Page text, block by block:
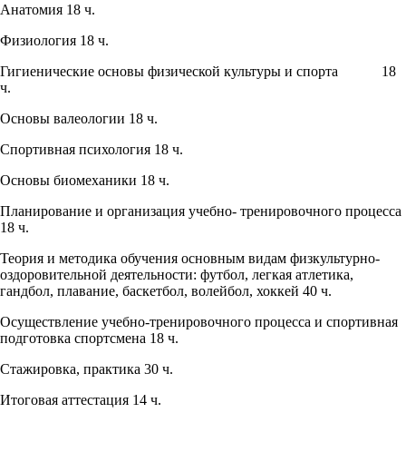
Анатомия 18 ч.
Физиология 18 ч.
Гигиенические основы физической культуры и спорта 18
ч.
Основы валеологии 18 ч.
Спортивная психология 18 ч.
Основы биомеханики 18 ч.
Планирование и организация учебно- тренировочного процесса
18 ч.
Теория и методика обучения основным видам физкультурно-
оздоровительной деятельности: футбол, легкая атлетика,
гандбол, плавание, баскетбол, волейбол, хоккей 40 ч.
Осуществление учебно-тренировочного процесса и спортивная
подготовка спортсмена 18 ч.
Стажировка, практика 30 ч.
Итоговая аттестация 14 ч.